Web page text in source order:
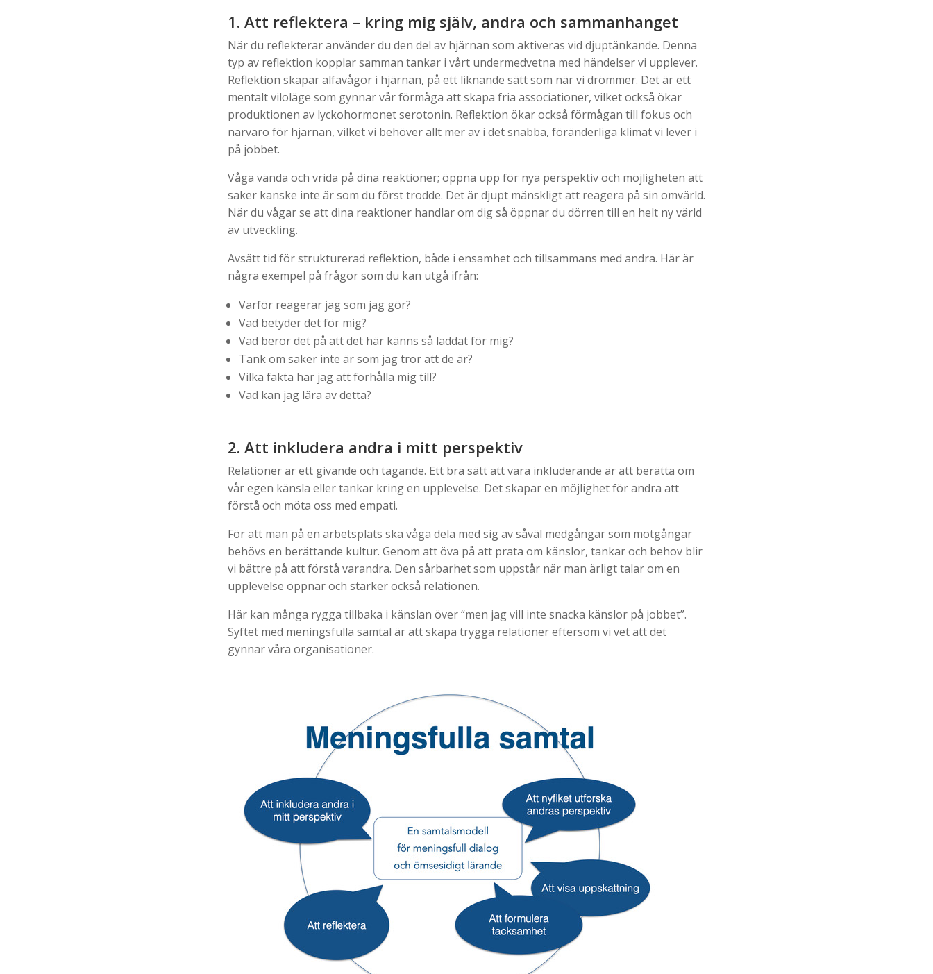
1. Att reflektera – kring mig själv, andra och sammanhanget
När du reflekterar använder du den del av hjärnan som aktiveras vid djuptänkande. Denna
typ av reflektion kopplar samman tankar i vårt undermedvetna med händelser vi upplever.
Reflektion skapar alfavågor i hjärnan, på ett liknande sätt som när vi drömmer. Det är ett
mentalt viloläge som gynnar vår förmåga att skapa fria associationer, vilket också ökar
produktionen av lyckohormonet serotonin. Reflektion ökar också förmågan till fokus och
närvaro för hjärnan, vilket vi behöver allt mer av i det snabba, föränderliga klimat vi lever i
på jobbet.
Våga vända och vrida på dina reaktioner; öppna upp för nya perspektiv och möjligheten att
saker kanske inte är som du först trodde. Det är djupt mänskligt att reagera på sin omvärld.
När du vågar se att dina reaktioner handlar om dig så öppnar du dörren till en helt ny värld
av utveckling.
Avsätt tid för strukturerad reflektion, både i ensamhet och tillsammans med andra. Här är
några exempel på frågor som du kan utgå ifrån:
Varför reagerar jag som jag gör?
Vad betyder det för mig?
Vad beror det på att det här känns så laddat för mig?
Tänk om saker inte är som jag tror att de är?
Vilka fakta har jag att förhålla mig till?
Vad kan jag lära av detta?
2. Att inkludera andra i mitt perspektiv
Relationer är ett givande och tagande. Ett bra sätt att vara inkluderande är att berätta om
vår egen känsla eller tankar kring en upplevelse. Det skapar en möjlighet för andra att
förstå och möta oss med empati.
För att man på en arbetsplats ska våga dela med sig av såväl medgångar som motgångar
behövs en berättande kultur. Genom att öva på att prata om känslor, tankar och behov blir
vi bättre på att förstå varandra. Den sårbarhet som uppstår när man ärligt talar om en
upplevelse öppnar och stärker också relationen.
Här kan många rygga tillbaka i känslan över “men jag vill inte snacka känslor på jobbet”.
Syftet med meningsfulla samtal är att skapa trygga relationer eftersom vi vet att det
gynnar våra organisationer.